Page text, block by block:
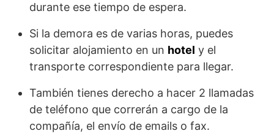
durante ese tiempo de espera.
Si la demora es de varias horas, puedes
solicitar alojamiento en un hotel y el
transporte correspondiente para llegar.
También tienes derecho a hacer 2 llamadas
de teléfono que correrán a cargo de la
compañía, el envío de emails o fax.